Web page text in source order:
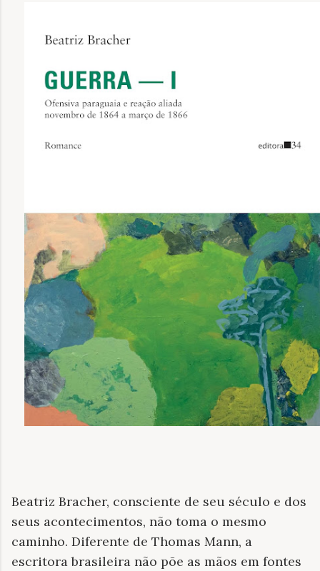
Beatriz Bracher, consciente de seu século e dos
seus acontecimentos, não toma o mesmo
caminho. Diferente de Thomas Mann, a
escritora brasileira não põe as mãos em fontes